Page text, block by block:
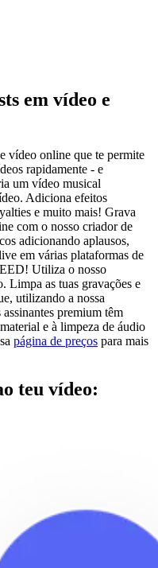
em vídeo e
vídeo online que te permite
rapidamente - e
um vídeo musical
Adiciona efeitos
e muito mais! Grava
com o nosso criador de
adicionando aplausos,
em várias plataformas de
Utiliza o nosso
Limpa as tuas gravações e
utilizando a nossa
premium têm
e à limpeza de áudio
página de preços para mais
teu vídeo: